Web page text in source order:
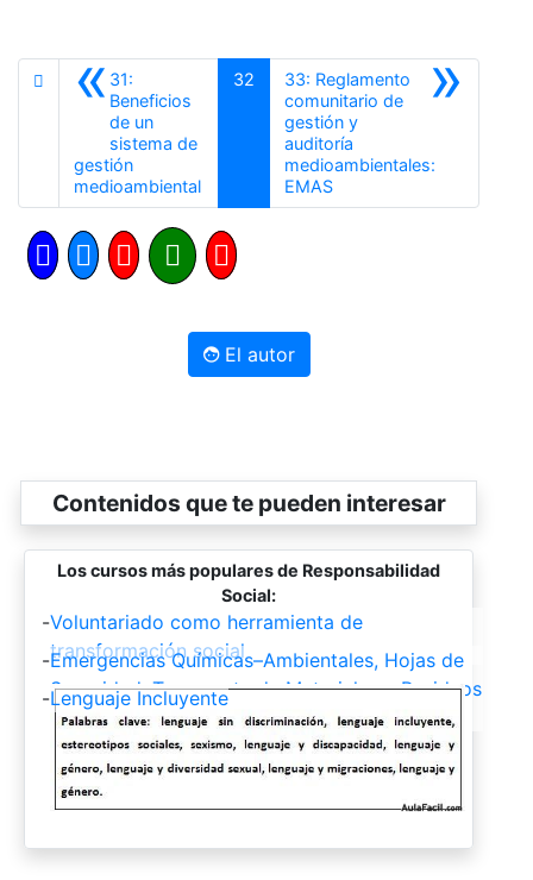
«31:
Beneficios
de un
sistema de
gestión
medioambientalAnterior
32 »
33: Reglamento
comunitario de
gestión y
auditoría
medioambientales:
EMASSiguiente
El autor
Contenidos que te pueden interesar
Los cursos más populares de Responsabilidad
Social:
-Voluntariado como herramienta de
transformación social
-Emergencias Químicas–Ambientales, Hojas de
Seguridad, Transporte de Materiales y Residuos
Peligrosos, Principios de Toxicología
-Lenguaje Incluyente